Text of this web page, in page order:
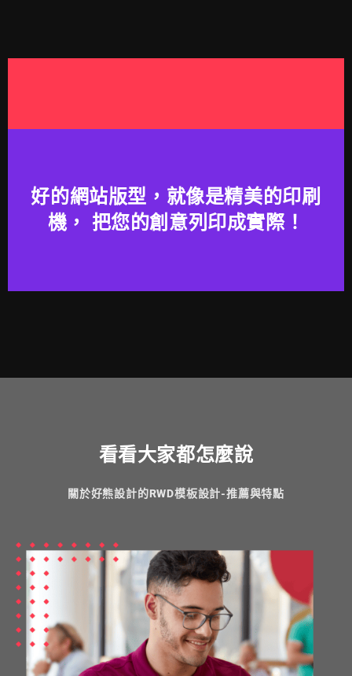
好的網站版型，就像是精美的印刷
機， 把您的創意列印成實際！
看看大家都怎麼說
關於好熊設計的RWD模板設計-推薦與特點